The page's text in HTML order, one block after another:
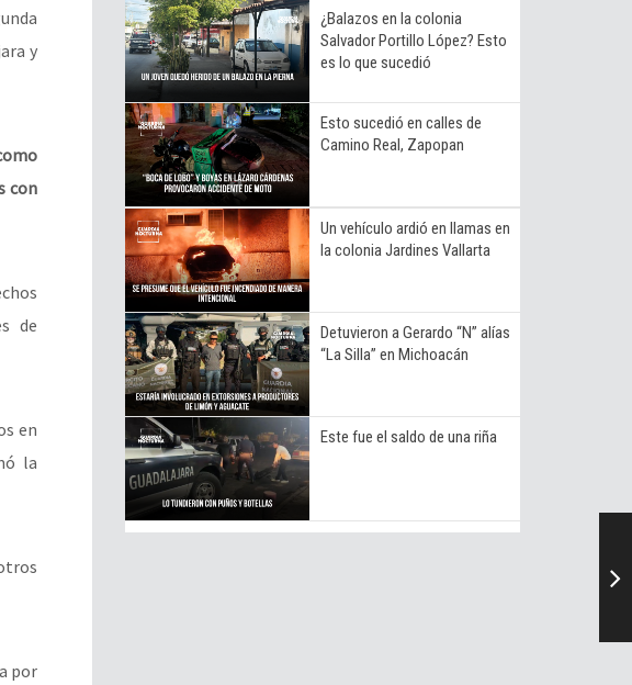
y
con
de
en
la
por
¿Balazos en la colonia
Salvador Portillo López? Esto
es lo que sucedió
Esto sucedió en calles de
Camino Real, Zapopan
Un vehículo ardió en llamas en
la colonia Jardines Vallarta
Detuvieron a Gerardo “N” alías
“La Silla” en Michoacán
Este fue el saldo de una riña